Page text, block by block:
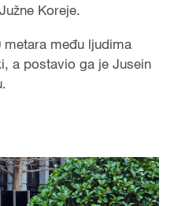
Koreje.
među ljudima
a postavio ga je Jusein